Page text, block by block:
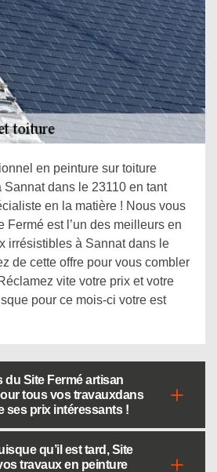
en peinture sur toiture
dans le 23110 en tant
en la matière ! Nous vous
Fermé est l’un des meilleurs en
irrésistibles à Sannat dans le
de cette offre pour vous combler
vite votre prix et votre
pour ce mois-ci votre est
du Site Fermé artisan
tous vos travauxdans
ses prix intéressants !
qu’il est tard, Site
travaux en peinture